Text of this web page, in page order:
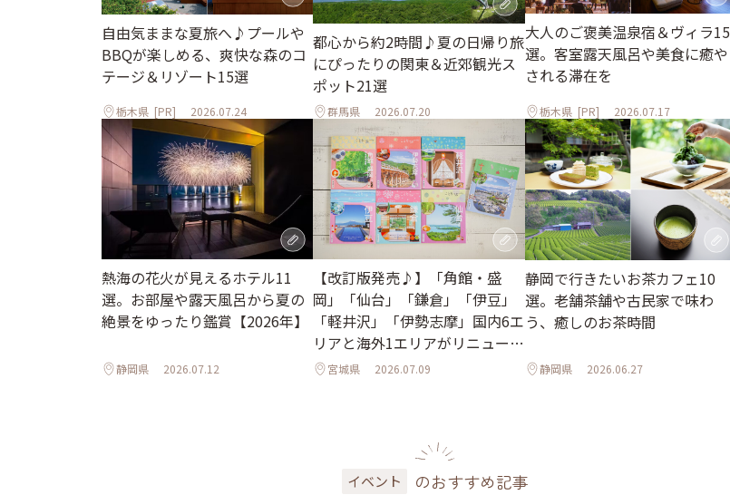
自由気ままな夏旅へ♪プールや
BBQが楽しめる、爽快な森のコ
テージ＆リゾート15選
栃木県 [PR] 2026.07.24
都心から約2時間♪夏の日帰り旅
にぴったりの関東＆近郊観光ス
ポット21選
群馬県 2026.07.20
大人のご褒美温泉宿＆ヴィラ15
選。客室露天風呂や美食に癒や
される滞在を
栃木県[PR] 2026.07.17
熱海の花火が見えるホテル11
選。お部屋や露天風呂から夏の
絶景をゆったり鑑賞【2026年】
静岡県 2026.07.12
【改訂版発売♪】「角館・盛
岡」「仙台」「鎌倉」「伊豆」
「軽井沢」「伊勢志摩」国内6エ
リアと海外1エリアがリニューア
ル宮城県 2026.07.09
静岡で行きたいお茶カフェ10
選。老舗茶舗や古民家で味わ
う、癒しのお茶時間
静岡県 2026.06.27
イベント のおすすめ記事